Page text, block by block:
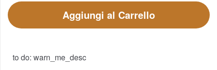
Aggiungi al Carrello
to do: warn_me_desc